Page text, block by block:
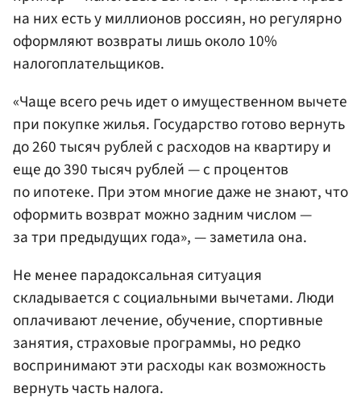
на них есть у миллионов россиян, но регулярно
оформляют возвраты лишь около 10%
налогоплательщиков.
«Чаще всего речь идет о имущественном вычете
при покупке жилья. Государство готово вернуть
до 260 тысяч рублей с расходов на квартиру и
еще до 390 тысяч рублей — с процентов
по ипотеке. При этом многие даже не знают, что
оформить возврат можно задним числом —
за три предыдущих года», — заметила она.
Не менее парадоксальная ситуация
складывается с социальными вычетами. Люди
оплачивают лечение, обучение, спортивные
занятия, страховые программы, но редко
воспринимают эти расходы как возможность
вернуть часть налога.